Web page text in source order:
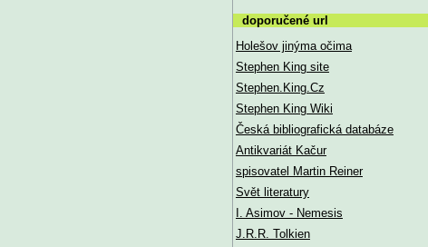
doporučené url
Holešov jinýma očima
Stephen King site
Stephen.King.Cz
Stephen King Wiki
Česká bibliografická databáze
Antikvariát Kačur
spisovatel Martin Reiner
Svět literatury
I. Asimov - Nemesis
J.R.R. Tolkien